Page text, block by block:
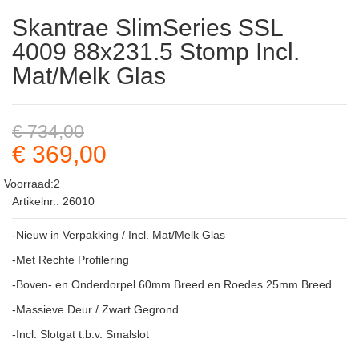
Skantrae SlimSeries SSL
4009 88x231.5 Stomp Incl.
Mat/Melk Glas
€ 734,00
€ 369,00
Voorraad:2
Artikelnr.: 26010
-Nieuw in Verpakking / Incl. Mat/Melk Glas
-Met Rechte Profilering
-Boven- en Onderdorpel 60mm Breed en Roedes 25mm Breed
-Massieve Deur / Zwart Gegrond
-Incl. Slotgat t.b.v. Smalslot